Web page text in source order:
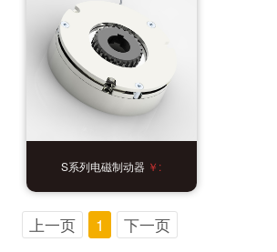
S系列电磁制动器 ￥:
上一页 1 下一页